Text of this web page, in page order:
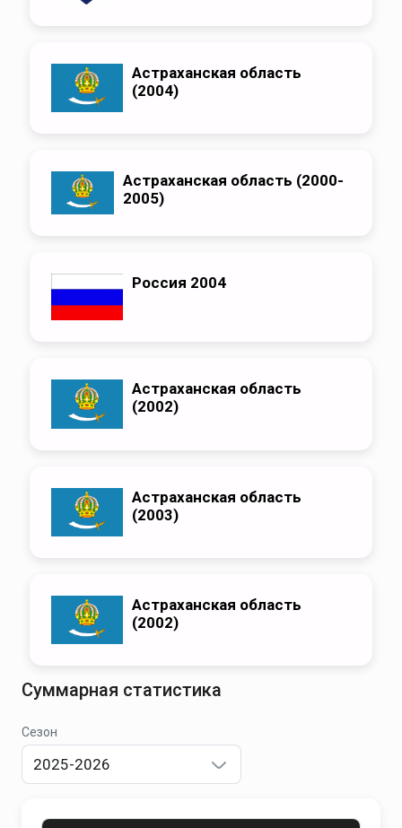
Астраханская область
(2004)
Астраханская область (2000-
2005)
Россия 2004
Астраханская область
(2002)
Астраханская область
(2003)
Астраханская область
(2002)
Суммарная статистика
Сезон
2025-2026